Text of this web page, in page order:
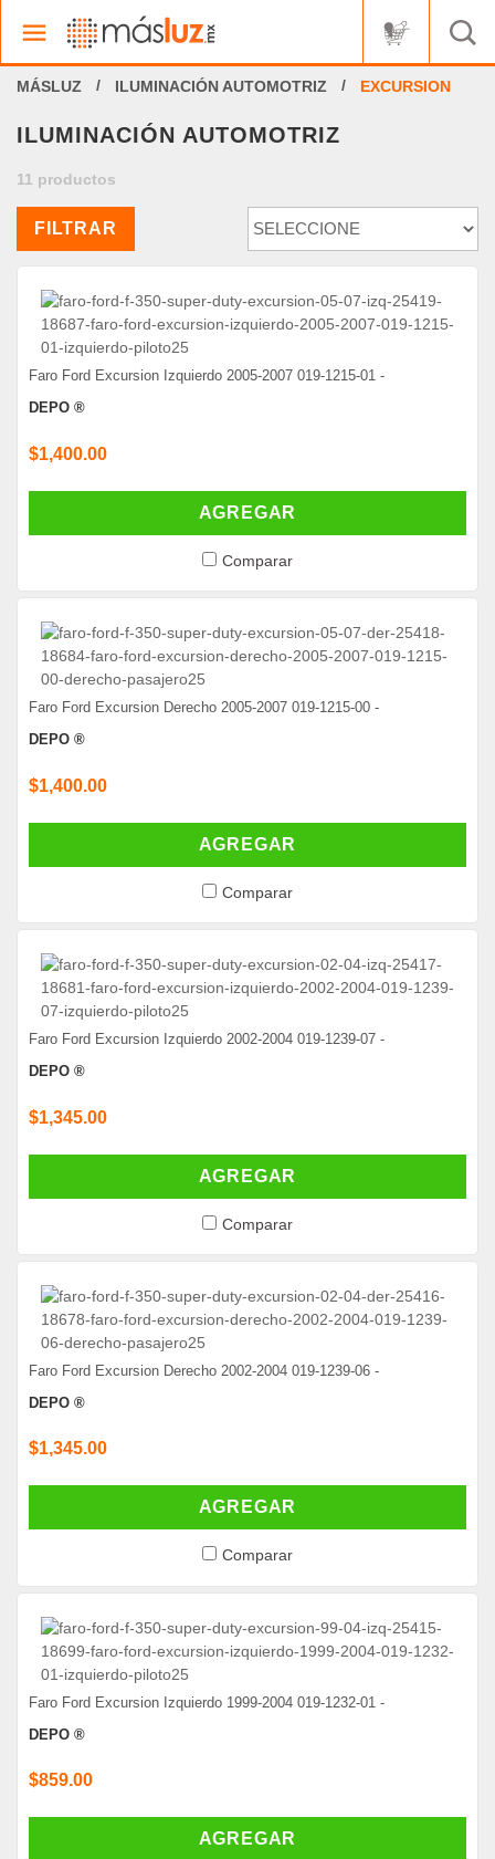
ILUMINACIÓN AUTOMOTRIZ EXCURSION
ILUMINACIÓN AUTOMOTRIZ
11 productos
FILTRAR
Faro Ford Excursion Izquierdo 2005-2007 019-1215-01 -
DEPO ®
$1,400.00
AGREGAR
Comparar
Faro Ford Excursion Derecho 2005-2007 019-1215-00 -
DEPO ®
$1,400.00
AGREGAR
Comparar
Faro Ford Excursion Izquierdo 2002-2004 019-1239-07 -
DEPO ®
$1,345.00
AGREGAR
Comparar
Faro Ford Excursion Derecho 2002-2004 019-1239-06 -
DEPO ®
$1,345.00
AGREGAR
Comparar
Faro Ford Excursion Izquierdo 1999-2004 019-1232-01 -
DEPO ®
$859.00
AGREGAR